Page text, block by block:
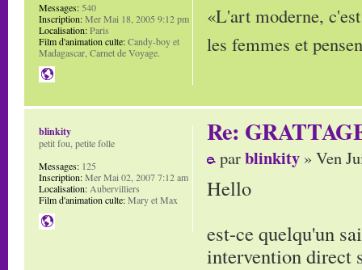
«L'art moderne,
les femmes et
Messages:540
Inscription:Mer Mai 18, 2005 9:12 pm
Localisation:Paris
Film d'animation culte:Candy-boy et
Madagascar, Carnet de Voyage.
Re:
parblinkity » Ven
Hello
est-ce quelqu'un
intervention direct
blinkity
petit fou, petite folle
Messages: 125
Inscription:Mer Mai 02, 2007 7:12 am
Localisation:Aubervilliers
Film d'animation culte:Mary et Max